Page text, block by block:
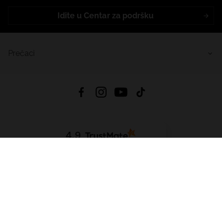
Idite u Centar za podršku
4.9